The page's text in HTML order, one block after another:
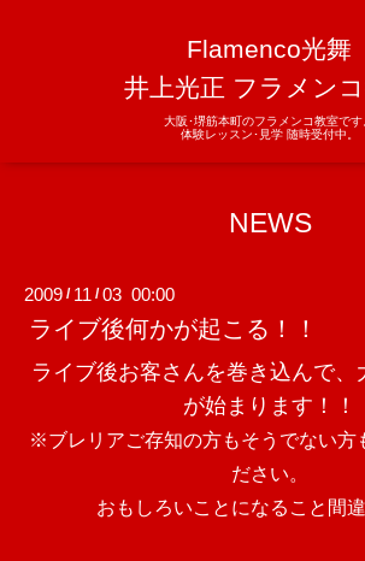
Flamenco光舞
井上光正 フラメン
大阪･堺筋本町のフラメンコ教室です
体験レッスン･見学 随時受付中。
NEWS
2009 / 11 /03 00:00
ライブ後何かが起こる！！
ライブ後お客さんを巻き込んで、
が始まります！！
※ブレリアご存知の方もそうでない方
ださい。
おもしろいことになること間